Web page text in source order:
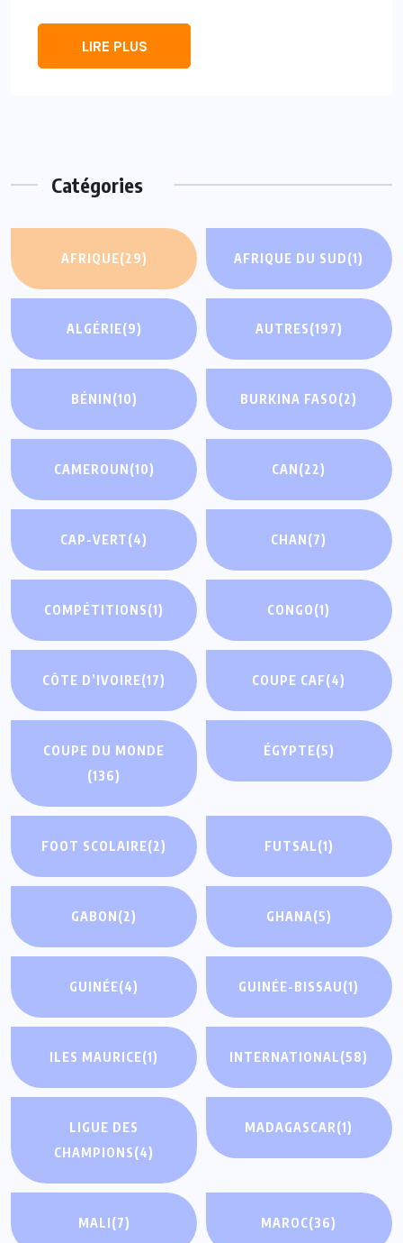
LIRE PLUS
Catégories
AFRIQUE(29) AFRIQUE DU SUD(1)
ALGÉRIE(9) AUTRES(197)
BÉNIN(10) BURKINA FASO(2)
CAMEROUN(10) CAN(22)
CAP-VERT(4) CHAN(7)
COMPÉTITIONS(1) CONGO(1)
CÔTE D’IVOIRE(17) COUPE CAF(4)
COUPE DU MONDE
(136)
ÉGYPTE(5)
FOOT SCOLAIRE(2) FUTSAL(1)
GABON(2) GHANA(5)
GUINÉE(4) GUINÉE-BISSAU(1)
ILES MAURICE(1) INTERNATIONAL(58)
LIGUE DES
CHAMPIONS(4)
MADAGASCAR(1)
MALI(7) MAROC(36)